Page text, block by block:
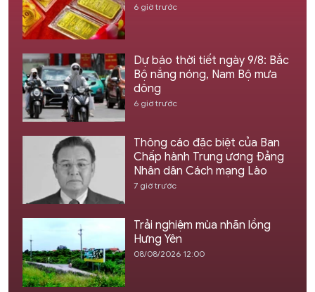
6 giờ trước
Dự báo thời tiết ngày 9/8: Bắc
Bộ nắng nóng, Nam Bộ mưa
dông
6 giờ trước
Thông cáo đặc biệt của Ban
Chấp hành Trung ương Đảng
Nhân dân Cách mạng Lào
7 giờ trước
Trải nghiệm mùa nhãn lồng
Hưng Yên
08/08/2026 12:00